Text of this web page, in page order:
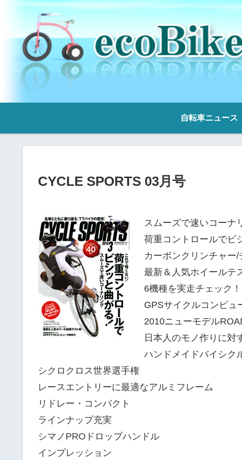
自転車ニュース
CYCLE SPORTS 03月号
スムーズで速いコーナ
荷重コントロールでビ
カーボンクリンチャー
最新＆人気ホイールテ
6機種を実走チェック！
GPSサイクルコンピュ
2010ニューモデル
日本人のモノ作りに対
ハンドメイドバイシク
シクロクロス世界選手権
レースエントリーに最適なアルミフレーム
リドレー・コンパクト
ラインナップ充実
シマノPROドロップハンドル
インプレッション